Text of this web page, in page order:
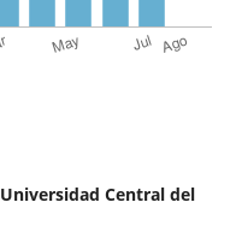
Universidad Central del